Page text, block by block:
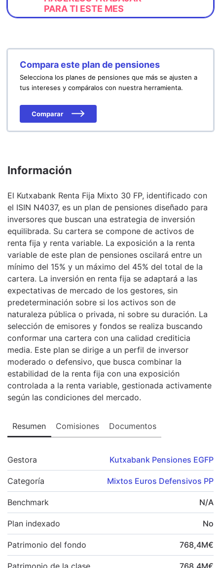
PARA TI ESTE MES
Compara este plan de pensiones
Selecciona los planes de pensiones que más se ajusten a
tus intereses y compáralos con nuestra herramienta.
Comparar
Información
El Kutxabank Renta Fija Mixto 30 FP, identificado con
el ISIN N4037, es un plan de pensiones diseñado para
inversores que buscan una estrategia de inversión
equilibrada. Su cartera se compone de activos de
renta fija y renta variable. La exposición a la renta
variable de este plan de pensiones oscilará entre un
mínimo del 15% y un máximo del 45% del total de la
cartera. La inversión en renta fija se adaptará a las
expectativas de mercado de los gestores, sin
predeterminación sobre si los activos son de
naturaleza pública o privada, ni sobre su duración. La
selección de emisores y fondos se realiza buscando
conformar una cartera con una calidad crediticia
media. Este plan se dirige a un perfil de inversor
moderado o defensivo, que busca combinar la
estabilidad de la renta fija con una exposición
controlada a la renta variable, gestionada activamente
según las condiciones del mercado.
Resumen Comisiones Documentos
Gestora Kutxabank Pensiones EGFP
Categoría Mixtos Euros Defensivos PP
Benchmark N/A
Plan indexado No
Patrimonio del fondo 768,4M€
Patrimonio de la clase 768,4M€